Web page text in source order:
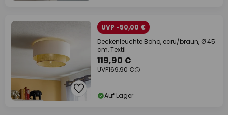
UVP -50,00 €
Deckenleuchte Boho, ecru/braun, Ø 45
cm, Textil
119,90 €
UVP169,90 €
Auf Lager